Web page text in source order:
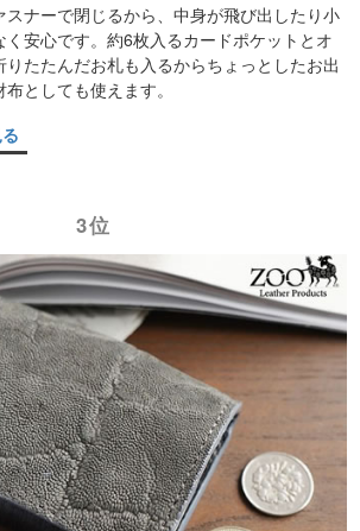
スナーで閉じるから、中身が飛び出したり小
安心です。約6枚入るカードポケットとオ
たたんだお札も入るからちょっとしたお出
としても使えます。
3位